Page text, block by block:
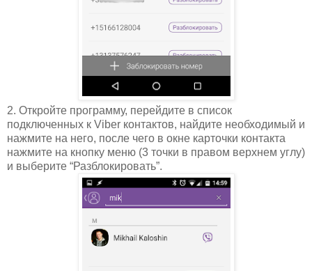
2. Откройте программу, перейдите в список
подключенных к Viber контактов, найдите необходимый и
нажмите на него, после чего в окне карточки контакта
нажмите на кнопку меню (3 точки в правом верхнем углу)
и выберите “Разблокировать”.